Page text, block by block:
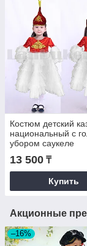
Костюм детский
национальный с
убором саукеле
орнаментами
(размер 28)
13 500 ₸
Купить
Акционные
–16%